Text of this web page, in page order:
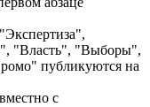
"Власть", "Выборы",
публикуются на
с